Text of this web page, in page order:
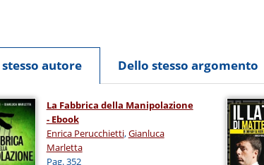
autore Dello stesso argomento
La Fabbrica della Manipolazione
- Ebook
Enrica Perucchietti,Gianluca
Marletta
Pag. 352